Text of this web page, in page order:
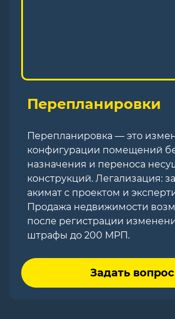
Перепланировки
Перепланировка — это
конфигурации помещений
назначения и переноса
конструкций. Легализация:
акимат с проектом и
Продажа недвижимости
после регистрации
штрафы до 200 МРП.
Задать вопрос